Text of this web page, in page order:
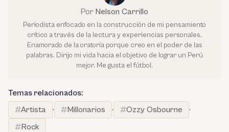
Por Nelson Carrillo
Periodista enfocado en la construcción de mi pensamiento
crítico a través de la lectura y experiencias personales.
Enamorado de la oratoria porque creo en el poder de las
palabras. Dirijo mi vida hacia el objetivo de lograr un Perú
mejor. Me gusta el fútbol.
Temas relacionados:
Artista
· Millonarios · Ozzy Osbourne
·
Rock